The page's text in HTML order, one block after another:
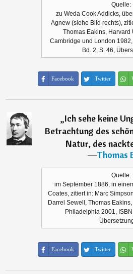
Quelle:
zu Weda Cook Addicks,
Agnew (siehe Bild rechts),
Thomas Eakins, Harvard
Cambridge und London
Bd. 2, S. 46,
Facebook Twitter
„Ich sehe keine
Betrachtung des
Natur, des
―Thomas
Quelle:
im September 1886, in
Coates, zitiert in: Marc
Darrel Sewell, Thomas
Philadelphia 2001,
Facebook Twitter